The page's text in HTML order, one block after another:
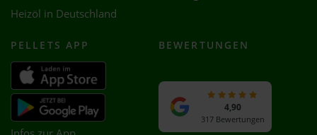
Heizöl in Deutschland
PELLETS APP BEWERTUNGEN
4,90
317 Bewertungen